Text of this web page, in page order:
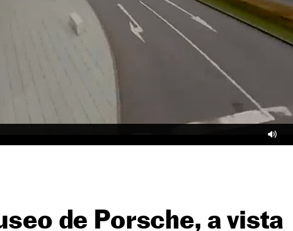
de Porsche, a vista